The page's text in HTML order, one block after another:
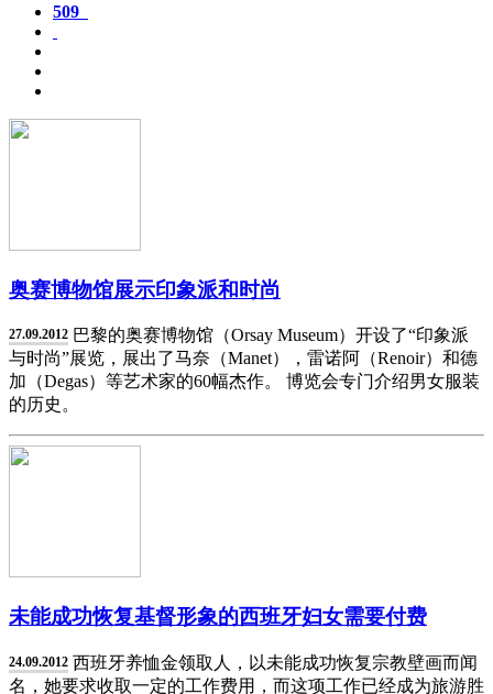
509
奥赛博物馆展示印象派和时尚
27.09.2012 巴黎的奥赛博物馆（Orsay Museum）开设了“印象派
与时尚”展览，展出了马奈（Manet），雷诺阿（Renoir）和德
加（Degas）等艺术家的60幅杰作。 博览会专门介绍男女服装
的历史。
未能成功恢复基督形象的西班牙妇女需要付费
24.09.2012 西班牙养恤金领取人，以未能成功恢复宗教壁画而闻
名，她要求收取一定的工作费用，而这项工作已经成为旅游胜